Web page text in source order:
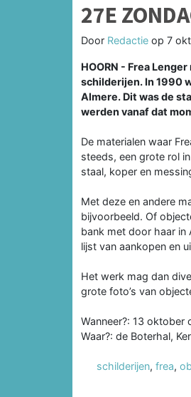
27E
Door Redactie op 7
HOORN - Frea
schilderijen. In 1990
Almere. Dit was de
werden vanaf dat
De materialen waar
steeds, een grote rol
staal, koper en
Met deze en andere
bijvoorbeeld. Of
bank met door haar in
lijst van aankopen en
Het werk mag dan
grote foto’s van
Wanneer?: 13 oktober
Waar?: de Boterhal,
schilderijen, frea,